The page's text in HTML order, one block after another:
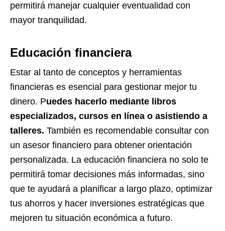
permitirá manejar cualquier eventualidad con
mayor tranquilidad.
Educación financiera
Estar al tanto de conceptos y herramientas
financieras es esencial para gestionar mejor tu
dinero. Puedes hacerlo mediante libros
especializados, cursos en línea o asistiendo a
talleres. También es recomendable consultar con
un asesor financiero para obtener orientación
personalizada. La educación financiera no solo te
permitirá tomar decisiones más informadas, sino
que te ayudará a planificar a largo plazo, optimizar
tus ahorros y hacer inversiones estratégicas que
mejoren tu situación económica a futuro.